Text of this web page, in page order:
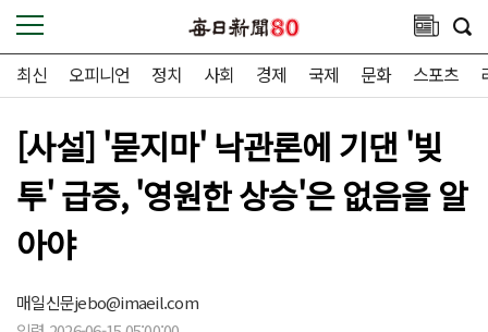
최신 오피니언 정치 사회 경제 국제 문화 스포츠
[사설] '묻지마' 낙관론에 기댄 '빚
투' 급증, '영원한 상승'은 없음을 알
아야
매일신문jebo@imaeil.com